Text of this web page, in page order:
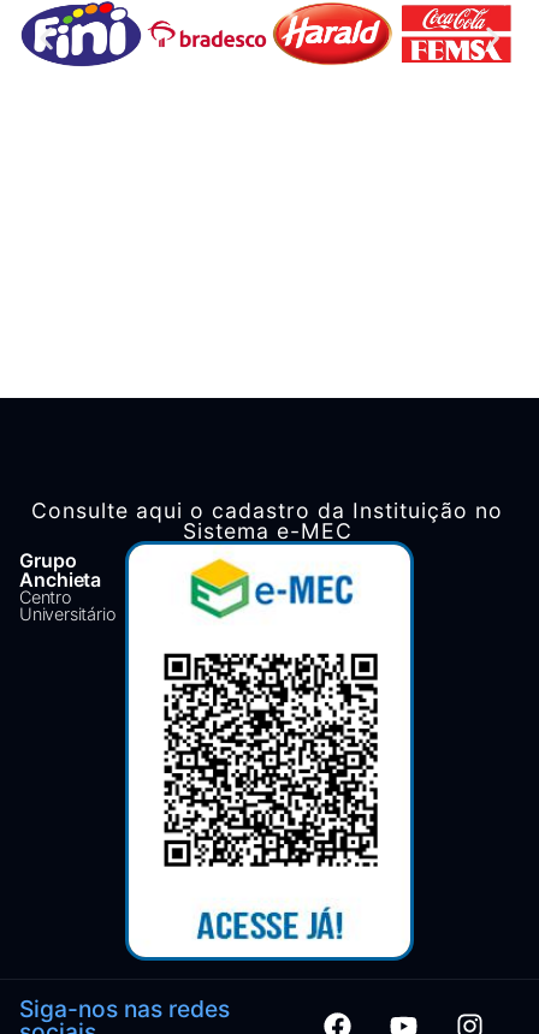
Grupo
Anchieta
Centro
Universitário
Consulte aqui o cadastro da Instituição no
Sistema e-MEC
Siga-nos nas redes